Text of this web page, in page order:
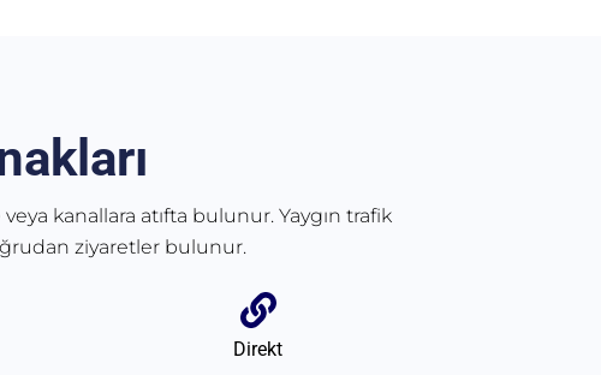
kanallara atıfta bulunur. Yaygın trafik
ziyaretler bulunur.
Direkt